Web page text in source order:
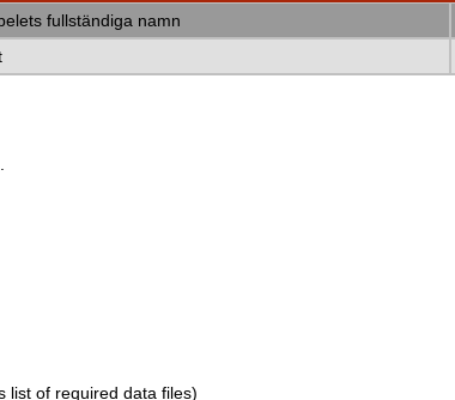
fullständiga namn
list of required data files)